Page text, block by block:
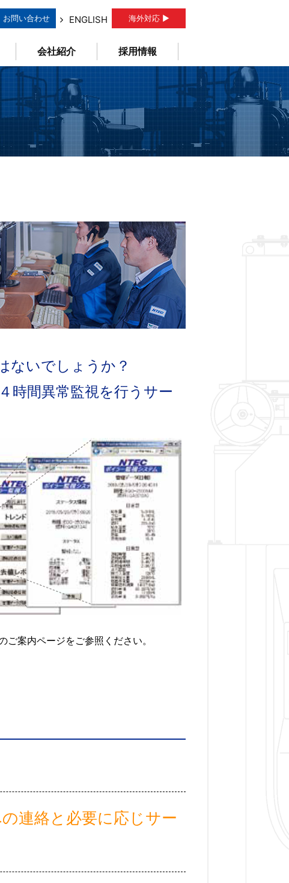
お問い合わせ ENGLISH 海外対応 ▶
会社紹介 採用情報
ないでしょうか？
時間異常監視を行うサー
ご案内ページをご参照ください。
連絡と必要に応じサー